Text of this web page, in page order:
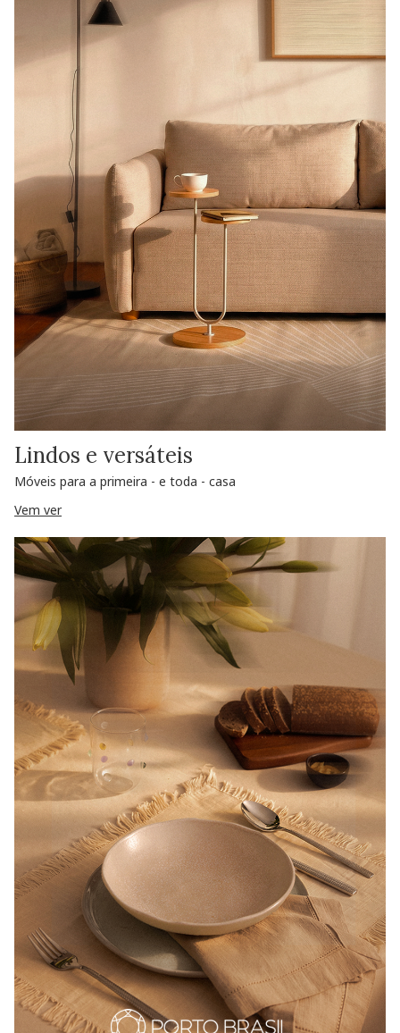
Lindos e versáteis
Móveis para a primeira - e toda - casa
Vem ver